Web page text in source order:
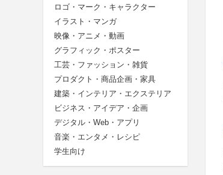
ロゴ・マーク・キャラクター
イラスト・マンガ
映像・アニメ・動画
グラフィック・ポスター
工芸・ファッション・雑貨
プロダクト・商品企画・家具
建築・インテリア・エクステリア
ビジネス・アイデア・企画
デジタル・Web・アプリ
音楽・エンタメ・レシピ
学生向け